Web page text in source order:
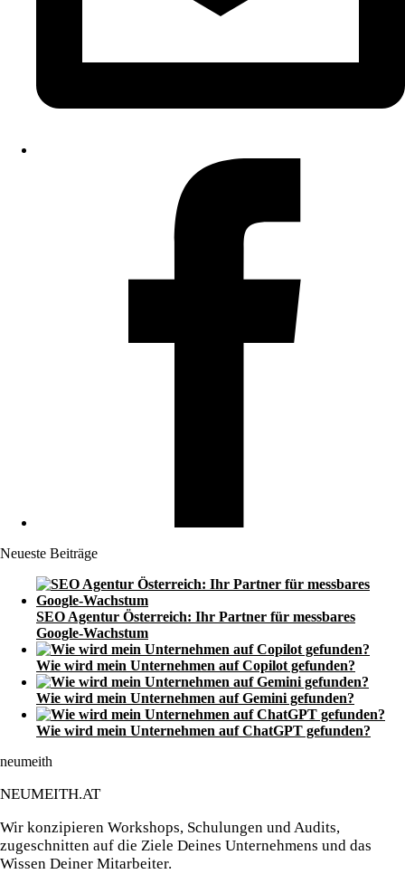
Neueste Beiträge
SEO Agentur Österreich: Ihr Partner für messbares
Google-Wachstum
Wie wird mein Unternehmen auf Copilot gefunden?
Wie wird mein Unternehmen auf Gemini gefunden?
Wie wird mein Unternehmen auf ChatGPT gefunden?
neumeith
NEUMEITH.AT
Wir konzipieren Workshops, Schulungen und Audits,
zugeschnitten auf die Ziele Deines Unternehmens und das
Wissen Deiner Mitarbeiter.